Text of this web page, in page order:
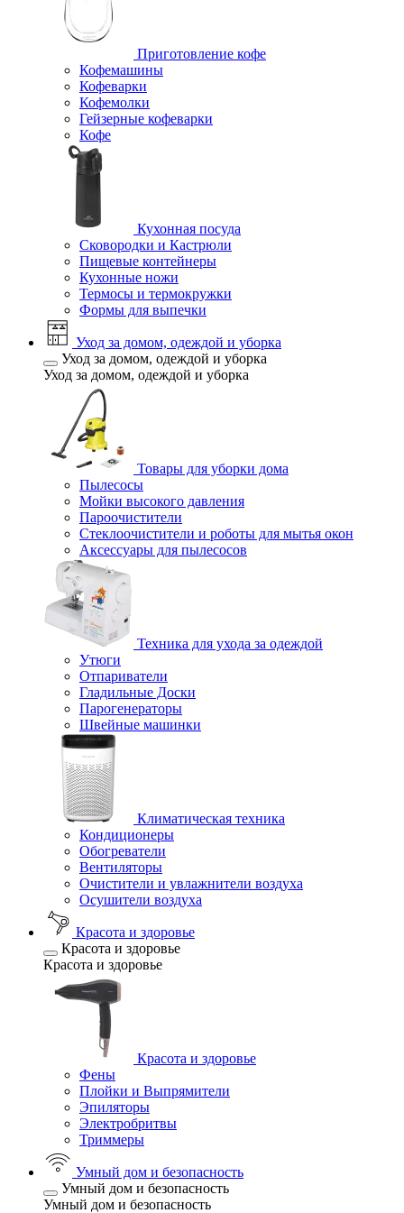
Приготовление кофе
Кофемашины
Кофеварки
Кофемолки
Гейзерные кофеварки
Кофе
Кухонная посуда
Сковородки и Кастрюли
Пищевые контейнеры
Кухонные ножи
Термосы и термокружки
Формы для выпечки
Уход за домом, одеждой и уборка
Уход за домом, одеждой и уборка
Уход за домом, одеждой и уборка
Товары для уборки дома
Пылесосы
Мойки высокого давления
Пароочистители
Стеклоочистители и роботы для мытья окон
Аксессуары для пылесосов
Техника для ухода за одеждой
Утюги
Отпариватели
Гладильные Доски
Парогенераторы
Швейные машинки
Климатическая техника
Кондиционеры
Обогреватели
Вентиляторы
Очистители и увлажнители воздуха
Осушители воздуха
Красота и здоровье
Красота и здоровье
Красота и здоровье
Красота и здоровье
Фены
Плойки и Выпрямители
Эпиляторы
Электробритвы
Триммеры
Умный дом и безопасность
Умный дом и безопасность
Умный дом и безопасность